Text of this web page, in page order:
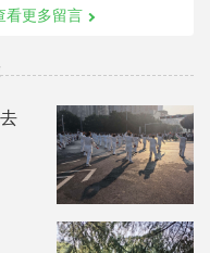
看更多留言